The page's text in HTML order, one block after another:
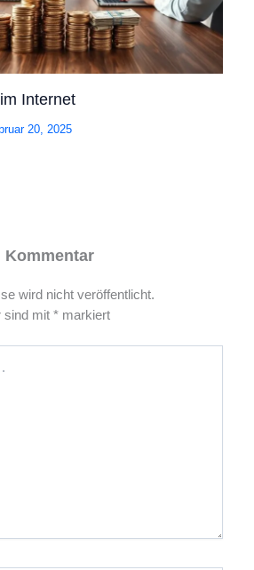
Internet
20, 2025
Kommentar
wird nicht veröffentlicht.
sind mit *markiert